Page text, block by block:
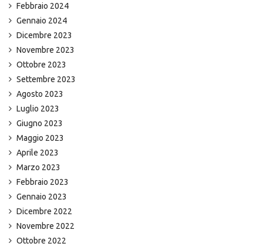
Febbraio 2024
Gennaio 2024
Dicembre 2023
Novembre 2023
Ottobre 2023
Settembre 2023
Agosto 2023
Luglio 2023
Giugno 2023
Maggio 2023
Aprile 2023
Marzo 2023
Febbraio 2023
Gennaio 2023
Dicembre 2022
Novembre 2022
Ottobre 2022